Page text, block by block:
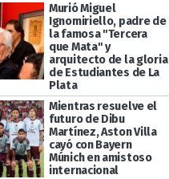
Murió Miguel
Ignomiriello, padre de
la famosa "Tercera
que Mata" y
arquitecto de la gloria
de Estudiantes de La
Plata
Mientras resuelve el
futuro de Dibu
Martínez, Aston Villa
cayó con Bayern
Múnich en amistoso
internacional